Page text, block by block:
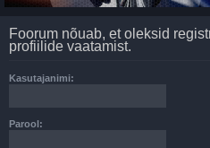
Foorum nõuab, et oleksid
profiilide vaatamist.
Kasutajanimi:
Parool: